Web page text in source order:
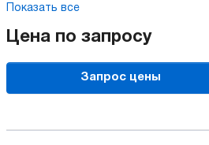
Показать все
Цена по запросу
Запрос цены